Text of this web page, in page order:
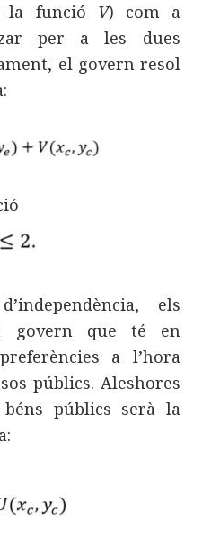
la funció V) com a
per a les dues
el govern resol
els
govern que té en
a l’hora
públics. Aleshores
públics serà la